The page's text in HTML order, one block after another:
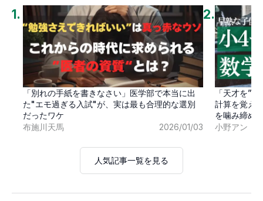
1.
「別れの手紙を書きなさい」医学部で本当に出
た"エモ過ぎる入試"が、実は最も合理的な選別
だったワケ
布施川天馬
2026/01/03
2.
「天才を”
計算を覚え
を噛み締め
小野アン
人気記事一覧を見る